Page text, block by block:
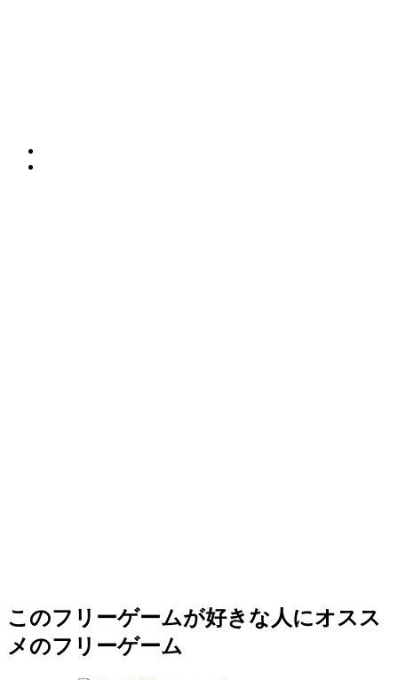
このフリーゲームが好きな人にオスス
メのフリーゲーム